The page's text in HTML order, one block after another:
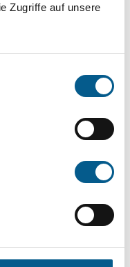
Zugriffe auf unsere
Bei der
oder
Suchen